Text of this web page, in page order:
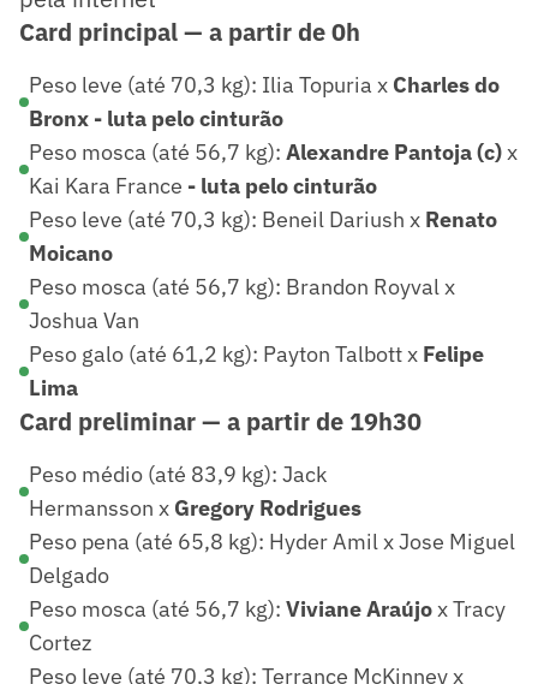
Card principal — a partir de 0h
Peso leve (até 70,3 kg): Ilia Topuria x Charles do
Bronx - luta pelo cinturão
Peso mosca (até 56,7 kg): Alexandre Pantoja (c)x
Kai Kara France - luta pelo cinturão
Peso leve (até 70,3 kg): Beneil Dariush x Renato
Moicano
Peso mosca (até 56,7 kg): Brandon Royval x
Joshua Van
Peso galo (até 61,2 kg): Payton Talbott x Felipe
Lima
Card preliminar — a partir de 19h30
Peso médio (até 83,9 kg): Jack
Hermansson x Gregory Rodrigues
Peso pena (até 65,8 kg): Hyder Amil x Jose Miguel
Delgado
Peso mosca (até 56,7 kg): Viviane Araújox Tracy
Cortez
Peso leve (até 70,3 kg): Terrance McKinney x